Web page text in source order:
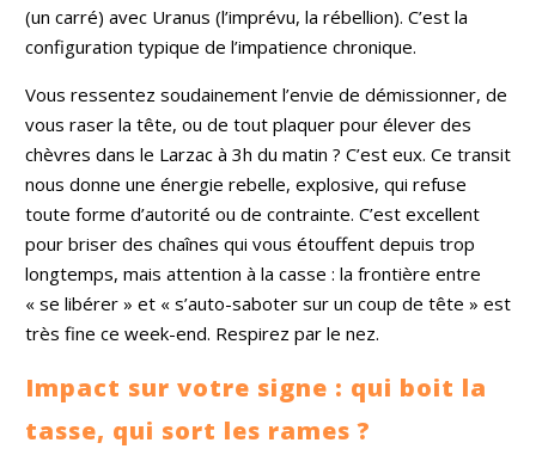
(un carré) avec Uranus (l’imprévu, la rébellion). C’est la
configuration typique de l’impatience chronique.
Vous ressentez soudainement l’envie de démissionner, de
vous raser la tête, ou de tout plaquer pour élever des
chèvres dans le Larzac à 3h du matin ? C’est eux. Ce transit
nous donne une énergie rebelle, explosive, qui refuse
toute forme d’autorité ou de contrainte. C’est excellent
pour briser des chaînes qui vous étouffent depuis trop
longtemps, mais attention à la casse : la frontière entre
« se libérer » et « s’auto-saboter sur un coup de tête » est
très fine ce week-end. Respirez par le nez.
Impact sur votre signe : qui boit la
tasse, qui sort les rames ?